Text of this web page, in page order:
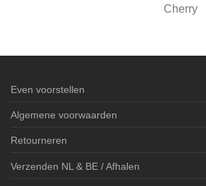
Cherry
Even voorstellen
Algemene voorwaarden
Retourneren
Verzenden NL & BE / Afhalen